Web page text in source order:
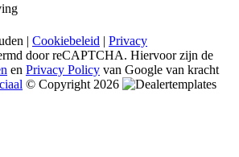
| Cookiebeleid | Privacy
door reCAPTCHA. Hiervoor zijn de
en Privacy Policy van Google van kracht
© Copyright 2026